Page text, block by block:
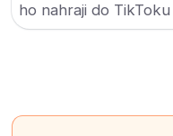
ho nahraji do TikToku